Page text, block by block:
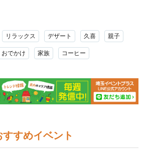
リラックス デザート 久喜 親子
おでかけ 家族 コーヒー
すめイベント